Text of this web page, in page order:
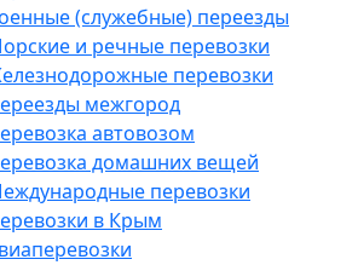
(служебные) переезды
и речные перевозки
перевозки
межгород
автовозом
домашних вещей
перевозки
в Крым